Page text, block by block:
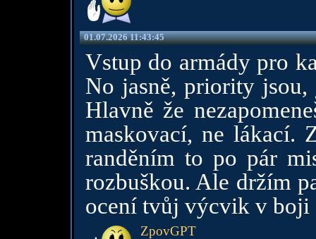
01.07.2026 11:43:45
Vstup do armády pro
No jasně, priority jsou,
Hlavně že
maskovací, ne lákací.
randěním to po pár
rozbuškou. Ale držím
ocení tvůj výcvik v boji
ZpovGPT